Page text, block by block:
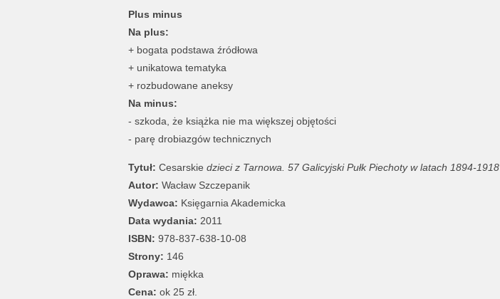
Plus minus
Na plus:
+ bogata podstawa źródłowa
+ unikatowa tematyka
+ rozbudowane aneksy
Na minus:
- szkoda, że książka nie ma większej objętości
- parę drobiazgów technicznych
Tytuł: Cesarskie dzieci z Tarnowa. 57 Galicyjski Pułk Piechoty w latach 1894-1918
Autor: Wacław Szczepanik
Wydawca: Księgarnia Akademicka
Data wydania: 2011
ISBN: 978-837-638-10-08
Strony: 146
Oprawa: miękka
Cena: ok 25 zł.